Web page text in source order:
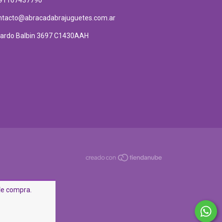
compra.
Balbin 3697 C1430AAH